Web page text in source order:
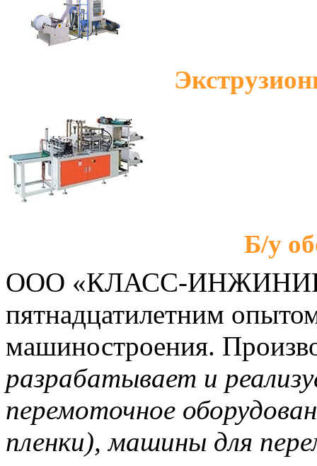
Б/у
ООО «КЛАСС-
пятнадцатилетним
машиностроения.
разрабатывает и
перемоточное
пленки), машины для